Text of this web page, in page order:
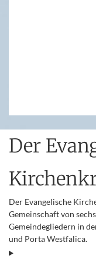
Der
Der Evangelische
Gemeinschaft von
Gemeindegliedern in
und Porta Westfalica.